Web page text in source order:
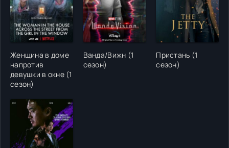
Женщина в доме
напротив
девушки в окне (1
сезон)
Ванда/Вижн (1
сезон)
Пристань (1
сезон)